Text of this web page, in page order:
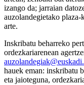
izango da; jarraian
auzolandegietako
arte.
Inskribatu beharreko
ordezkariarenean
hauek eman: inskribatu
eta jaioteguna,